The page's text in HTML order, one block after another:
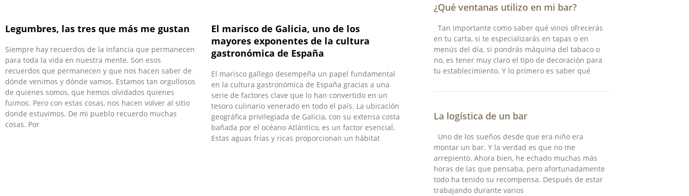
Legumbres, las tres que más me gustan
Siempre hay recuerdos de la infancia que permanecen
para toda la vida en nuestra mente. Son esos
recuerdos que permanecen y que nos hacen saber de
dónde venimos y dónde vamos. Estamos tan orgullosos
de quienes somos, que hemos olvidados quienes
fuimos. Pero con estas cosas, nos hacen volver al sitio
donde estuvimos. De mi pueblo recuerdo muchas
cosas. Por
El marisco de Galicia, uno de los
mayores exponentes de la cultura
gastronómica de España
El marisco gallego desempeña un papel fundamental
en la cultura gastronómica de España gracias a una
serie de factores clave que lo han convertido en un
tesoro culinario venerado en todo el país. La ubicación
geográfica privilegiada de Galicia, con su extensa costa
bañada por el océano Atlántico, es un factor esencial.
Estas aguas frías y ricas proporcionan un hábitat
¿Qué ventanas utilizo en mi bar?
Tan importante como saber qué vinos ofrecerás
en tu carta, si te especializarás en tapas o en
menús del día, si pondrás máquina del tabaco o
no, es tener muy claro el tipo de decoración para
tu establecimiento. Y lo primero es saber qué
La logística de un bar
Uno de los sueños desde que era niño era
montar un bar. Y la verdad es que no me
arrepiento. Ahora bien, he echado muchas más
horas de las que pensaba, pero afortunadamente
todo ha tenido su recompensa. Después de estar
trabajando durante varios